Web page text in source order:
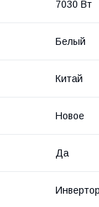
7030 Вт
Белый
Китай
Новое
Да